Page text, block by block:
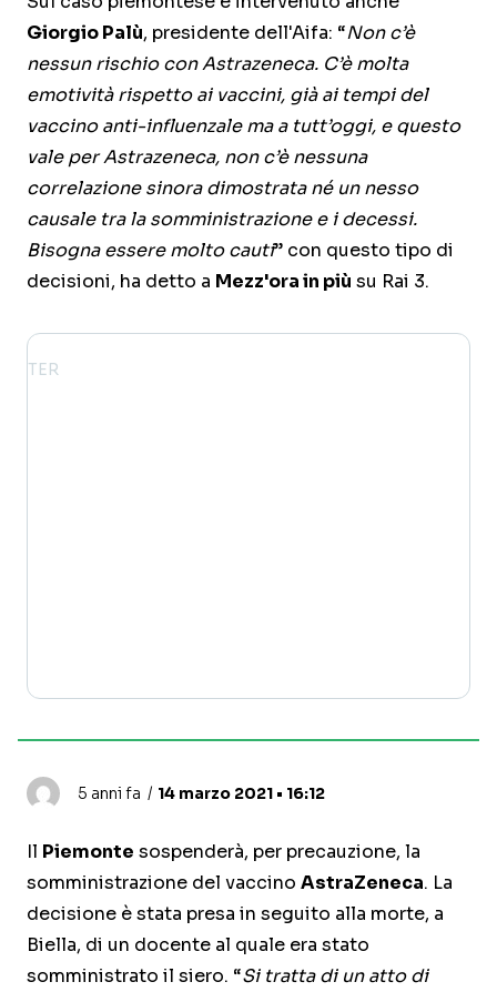
Giorgio Palù, presidente dell'Aifa: “Non c’è
nessun rischio con Astrazeneca. C’è molta
emotività rispetto ai vaccini, già ai tempi del
vaccino anti-influenzale ma a tutt’oggi, e questo
vale per Astrazeneca, non c’è nessuna
correlazione sinora dimostrata né un nesso
causale tra la somministrazione e i decessi.
Bisogna essere molto cauti” con questo tipo di
decisioni, ha detto a Mezz'ora in più su Rai 3.
5 anni fa 14 marzo 2021 • 16:12
Il Piemonte sospenderà, per precauzione, la
somministrazione del vaccino AstraZeneca. La
decisione è stata presa in seguito alla morte, a
Biella, di un docente al quale era stato
somministrato il siero. “Si tratta di un atto di